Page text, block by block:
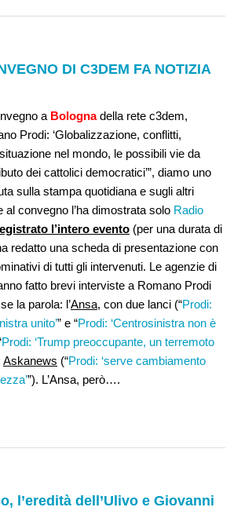
DI C3DEM FA NOTIZIA
a Bolognadella rete c3dem,
Prodi: ‘Globalizzazione, conflitti,
nel mondo, le possibili vie da
dei cattolici democratici’”, diamo uno
sulla stampa quotidiana e sugli altri
al convegno l’ha dimostrata solo Radio
l’intero evento (per una durata di
redatto una scheda di presentazione con
di tutti gli intervenuti. Le agenzie di
fatto brevi interviste a Romano Prodi
la parola: l’Ansa, con due lanci (“Prodi:
unito’” e “Prodi: ‘Centrosinistra non è
Prodi: ‘Trump preoccupante, un terremoto
Askanews (“Prodi: ‘serve cambiamento
”). L’Ansa, però….
l’eredità dell’Ulivo e Giovanni